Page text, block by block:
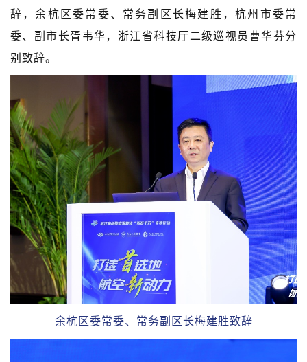
辞，余杭区委常委、常务副区长梅建胜，杭州市委常
委、副市长胥韦华，浙江省科技厅二级巡视员曹华芬分
别致辞。
余杭区委常委、常务副区长梅建胜致辞